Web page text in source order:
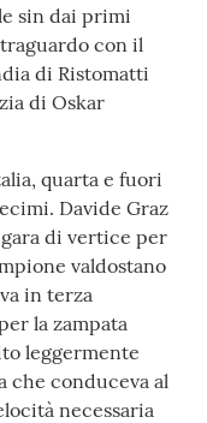
sin dai primi
con il
di Ristomatti
di Oskar
quarta e fuori
Davide Graz
di vertice per
valdostano
in terza
la zampata
leggermente
che conduceva al
necessaria